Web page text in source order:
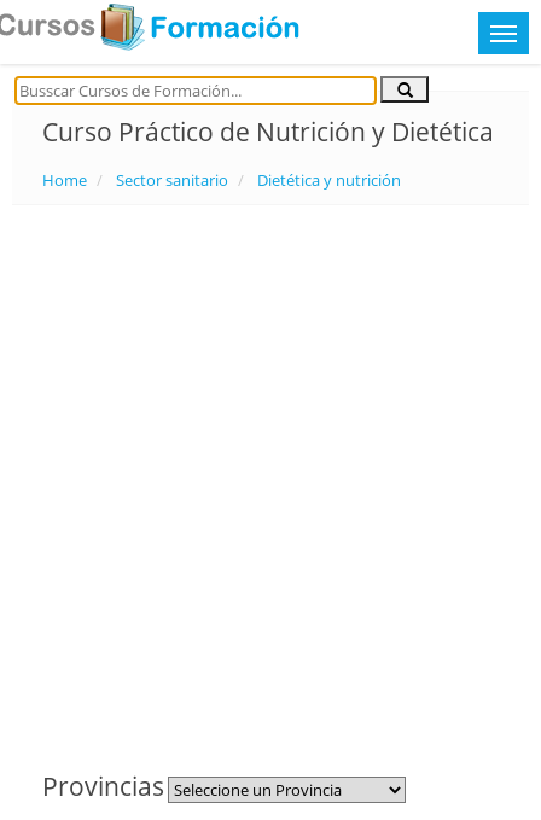
Curso Práctico de Nutrición y Dietética
Home Sector sanitario Dietética y nutrición
Provincias